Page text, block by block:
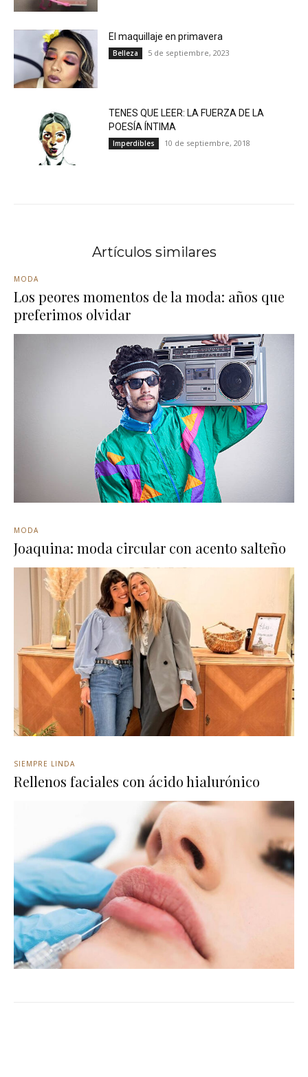
El maquillaje en primavera
Belleza 5 de septiembre, 2023
TENES QUE LEER: LA FUERZA DE LA
POESÍA ÍNTIMA
Imperdibles 10 de septiembre, 2018
Artículos similares
MODA
Los peores momentos de la moda: años que
preferimos olvidar
MODA
Joaquina: moda circular con acento salteño
SIEMPRE LINDA
Rellenos faciales con ácido hialurónico